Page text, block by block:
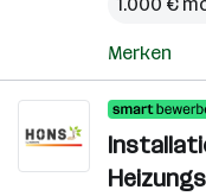
Merken